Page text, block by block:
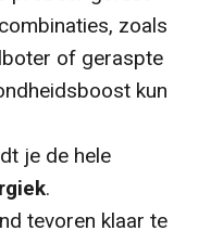
zoals
of geraspte
kun
je de hele
.
tevoren klaar te